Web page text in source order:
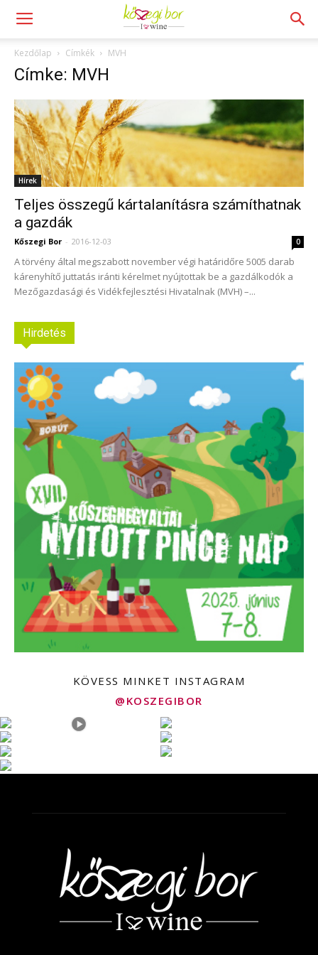
Kezdőlap Címkék MVH
Címke: MVH
Hírek
Teljes összegű kártalanításra számíthatnak
a gazdák
Kőszegi Bor - 2016-12-03 0
A törvény által megszabott november végi határidőre 5005 darab
kárenyhítő juttatás iránti kérelmet nyújtottak be a gazdálkodók a
Mezőgazdasági és Vidékfejlesztési Hivatalnak (MVH) –...
Hirdetés
KÖVESS MINKET INSTAGRAM
@KOSZEGIBOR